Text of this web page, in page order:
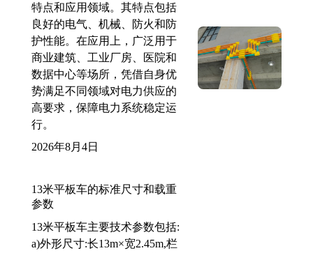
特点和应用领域。其特点包括
良好的电气、机械、防火和防
护性能。在应用上，广泛用于
商业建筑、工业厂房、医院和
数据中心等场所，凭借自身优
势满足不同领域对电力供应的
高要求，保障电力系统稳定运
行。
2026年8月4日
13米平板车的标准尺寸和载重
参数
13米平板车主要技术参数包括:
a)外形尺寸:长13m×宽2.45m,栏